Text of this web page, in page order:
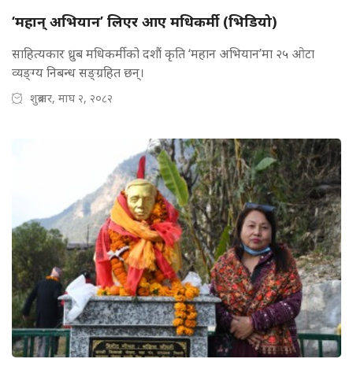
‘महान् अभियान’ लिएर आए मधिकर्मी (भिडियो)
साहित्यकार ध्रुब मधिकर्मीको दशौं कृति ‘महान अभियान’मा २५ ओटा
व्यङ्ग्य निबन्ध सङ्ग्रहित छन्।
शुक्रबार, माघ २, २०८२